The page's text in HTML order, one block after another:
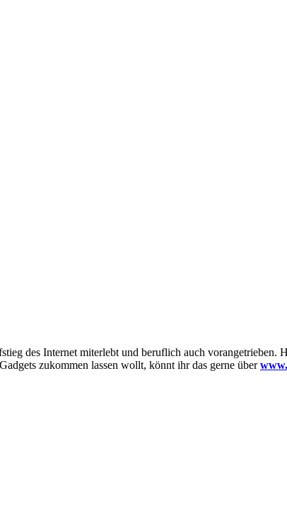
des Internet miterlebt und beruflich auch vorangetrieben.
zukommen lassen wollt, könnt ihr das gerne über